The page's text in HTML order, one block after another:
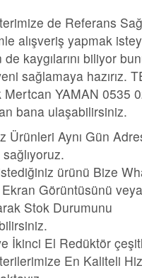
de Referans
alışveriş yapmak
kaygılarını biliyor
sağlamaya hazırız.
Mertcan YAMAN 0535
bana ulaşabilirsiniz.
Ürünleri Aynı Gün
ürünü Bize
Görüntüsünü
Stok Durumunu
İkinci El Redüktör
En Kaliteli